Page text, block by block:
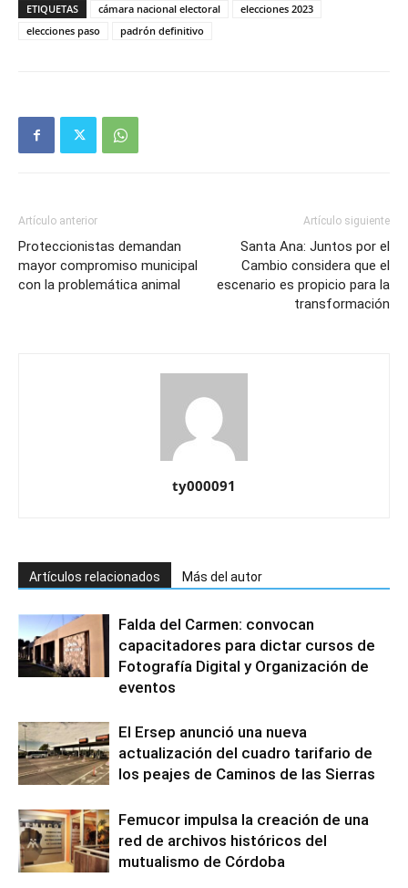
ETIQUETAS cámara nacional electoral
elecciones 2023
elecciones paso
padrón definitivo
Artículo anterior
Proteccionistas demandan
mayor compromiso municipal
con la problemática animal
Artículo siguiente
Santa Ana: Juntos por el
Cambio considera que el
escenario es propicio para la
transformación
ty000091
Artículos relacionados Más del autor
Falda del Carmen: convocan
capacitadores para dictar cursos de
Fotografía Digital y Organización de
eventos
El Ersep anunció una nueva
actualización del cuadro tarifario de
los peajes de Caminos de las Sierras
Femucor impulsa la creación de una
red de archivos históricos del
mutualismo de Córdoba